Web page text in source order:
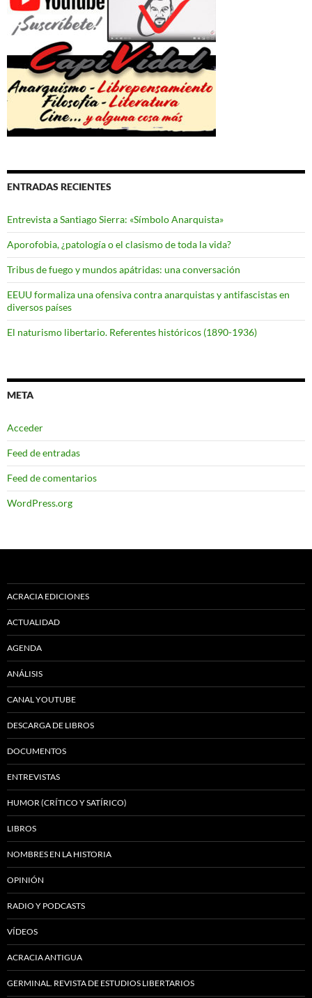
ENTRADAS RECIENTES
Entrevista a Santiago Sierra: «Símbolo Anarquista»
Aporofobia, ¿patología o el clasismo de toda la vida?
Tribus de fuego y mundos apátridas: una conversación
EEUU formaliza una ofensiva contra anarquistas y antifascistas en
diversos países
El naturismo libertario. Referentes históricos (1890-1936)
META
Acceder
Feed de entradas
Feed de comentarios
WordPress.org
ACRACIA EDICIONES
ACTUALIDAD
AGENDA
ANÁLISIS
CANAL YOUTUBE
DESCARGA DE LIBROS
DOCUMENTOS
ENTREVISTAS
HUMOR (CRÍTICO Y SATÍRICO)
LIBROS
NOMBRES EN LA HISTORIA
OPINIÓN
RADIO Y PODCASTS
VÍDEOS
ACRACIA ANTIGUA
GERMINAL. REVISTA DE ESTUDIOS LIBERTARIOS